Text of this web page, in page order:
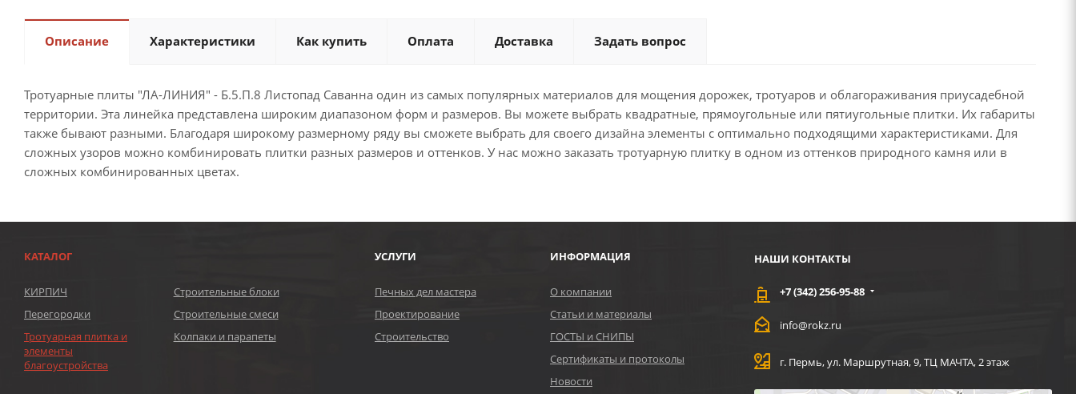
Описание Характеристики Как купить Оплата Доставка Задать вопрос
Тротуарные плиты "ЛА-ЛИНИЯ" - Б.5.П.8 Листопад Саванна один из самых популярных материалов для мощения дорожек, тротуаров и облагораживания приусадебной
территории. Эта линейка представлена широким диапазоном форм и размеров. Вы можете выбрать квадратные, прямоугольные или пятиугольные плитки. Их габариты
также бывают разными. Благодаря широкому размерному ряду вы сможете выбрать для своего дизайна элементы с оптимально подходящими характеристиками. Для
сложных узоров можно комбинировать плитки разных размеров и оттенков. У нас можно заказать тротуарную плитку в одном из оттенков природного камня или в
сложных комбинированных цветах.
КАТАЛОГ
КИРПИЧ
Строительные блоки
Перегородки
Строительные смеси
Тротуарная плитка и
элементы
благоустройства
Колпаки и парапеты
УСЛУГИ
Печных дел мастера
Проектирование
Строительство
ИНФОРМАЦИЯ
О компании
Статьи и материалы
ГОСТЫ и СНИПЫ
Сертификаты и протоколы
Новости
НАШИ КОНТАКТЫ
+7 (342) 256-95-88
info@rokz.ru
г. Пермь, ул. Маршрутная, 9, ТЦ МАЧТА, 2 этаж